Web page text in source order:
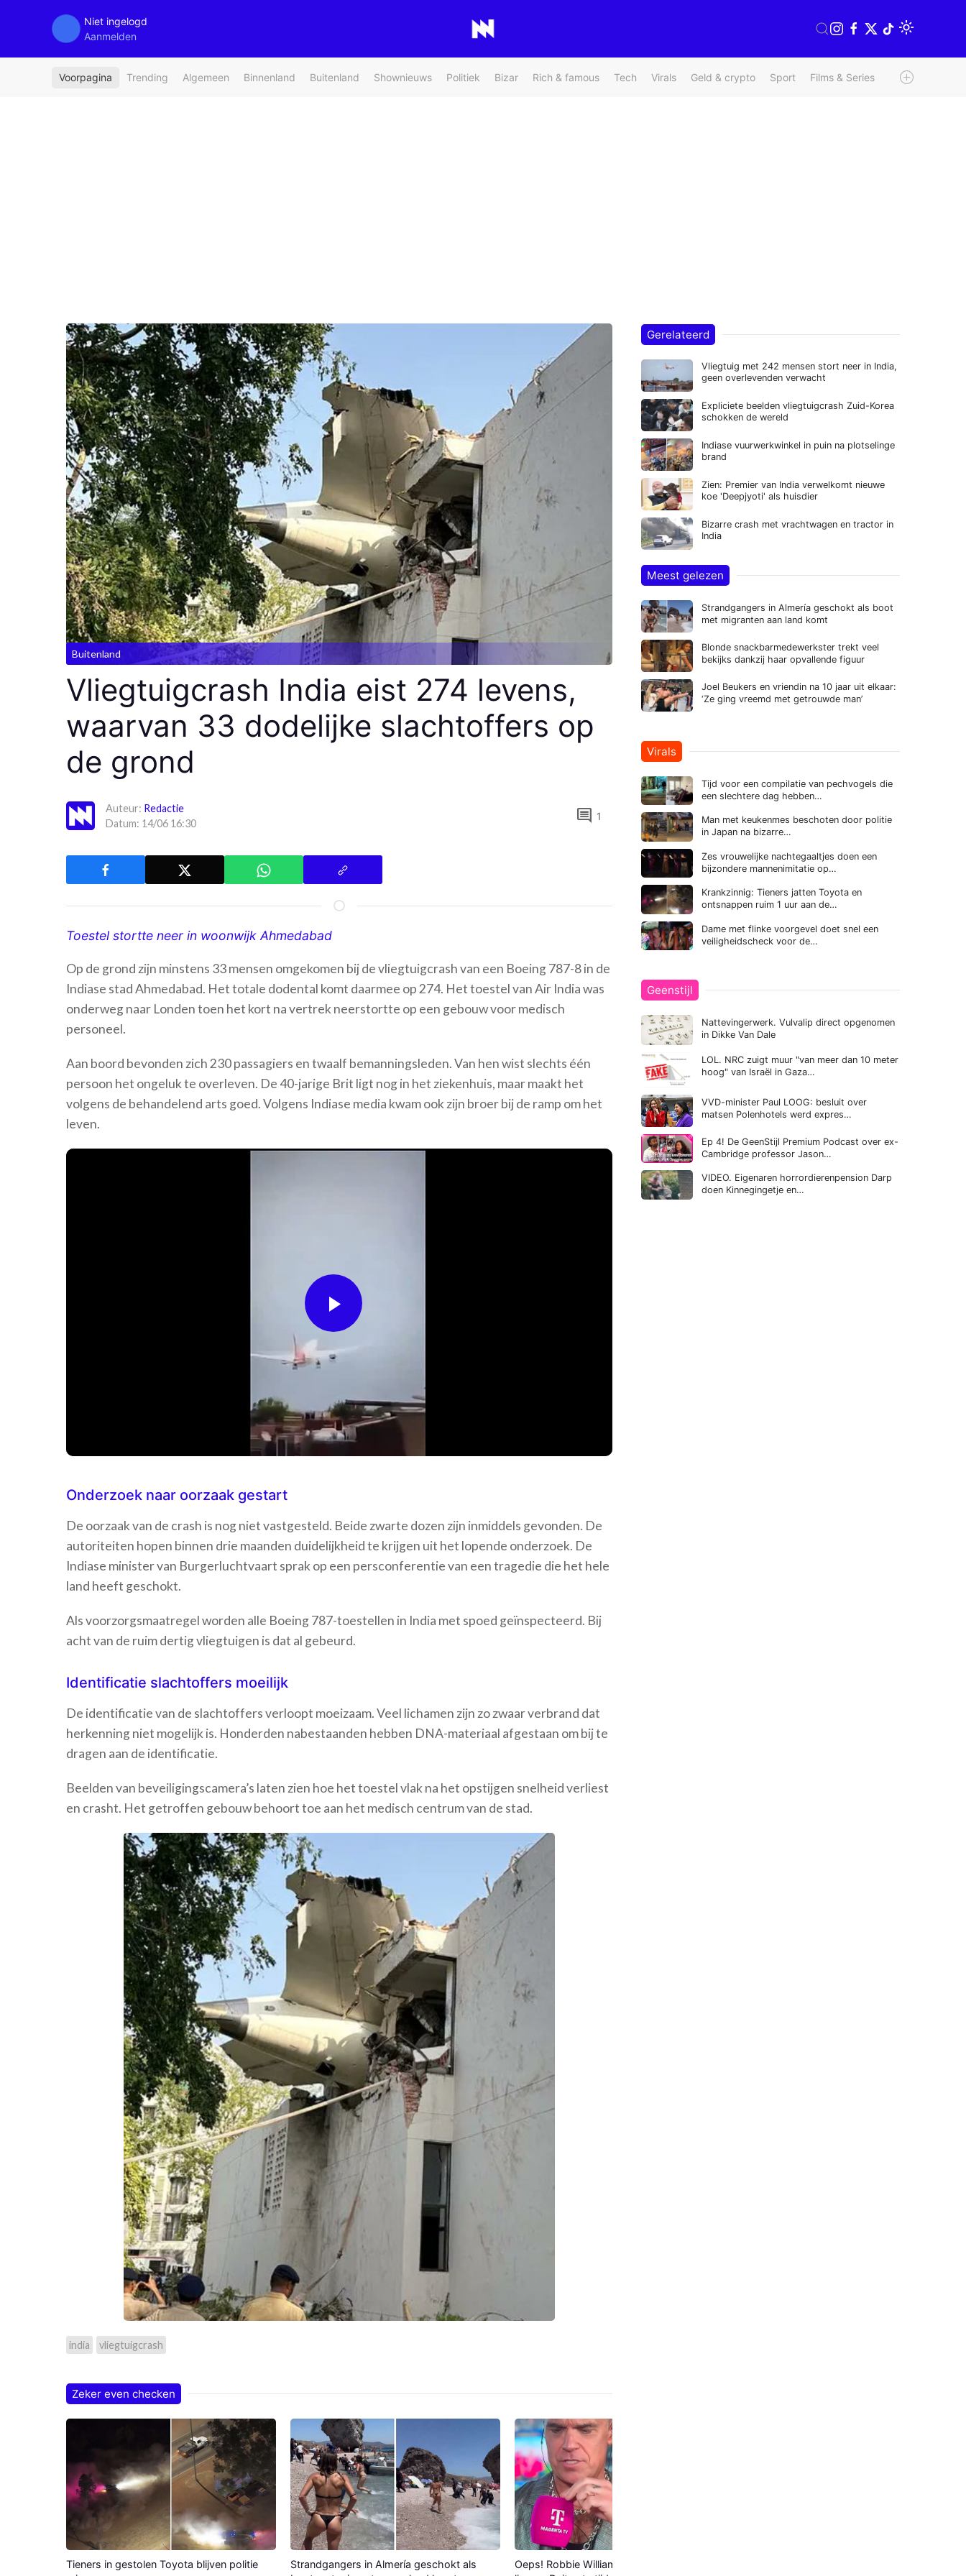
Niet ingelogd
Aanmelden
Voorpagina Trending Algemeen Binnenland Buitenland Shownieuws Politiek Bizar Rich & famous Tech Virals Geld & crypto Sport Films & Series Radio & TV
Buitenland
Vliegtuigcrash India eist 274 levens,
waarvan 33 dodelijke slachtoffers op
de grond
Auteur: Redactie
Datum: 14/06 16:30
comment 1
Toestel stortte neer in woonwijk Ahmedabad
Op de grond zijn minstens 33 mensen omgekomen bij de vliegtuigcrash van een Boeing 787-8 in de
Indiase stad Ahmedabad. Het totale dodental komt daarmee op 274. Het toestel van Air India was
onderweg naar Londen toen het kort na vertrek neerstortte op een gebouw voor medisch
personeel.
Aan boord bevonden zich 230 passagiers en twaalf bemanningsleden. Van hen wist slechts één
persoon het ongeluk te overleven. De 40-jarige Brit ligt nog in het ziekenhuis, maar maakt het
volgens de behandelend arts goed. Volgens Indiase media kwam ook zijn broer bij de ramp om het
leven.
Play
Video
Onderzoek naar oorzaak gestart
De oorzaak van de crash is nog niet vastgesteld. Beide zwarte dozen zijn inmiddels gevonden. De
autoriteiten hopen binnen drie maanden duidelijkheid te krijgen uit het lopende onderzoek. De
Indiase minister van Burgerluchtvaart sprak op een persconferentie van een tragedie die het hele
land heeft geschokt.
Als voorzorgsmaatregel worden alle Boeing 787-toestellen in India met spoed geïnspecteerd. Bij
acht van de ruim dertig vliegtuigen is dat al gebeurd.
Identificatie slachtoffers moeilijk
De identificatie van de slachtoffers verloopt moeizaam. Veel lichamen zijn zo zwaar verbrand dat
herkenning niet mogelijk is. Honderden nabestaanden hebben DNA-materiaal afgestaan om bij te
dragen aan de identificatie.
Beelden van beveiligingscamera’s laten zien hoe het toestel vlak na het opstijgen snelheid verliest
en crasht. Het getroffen gebouw behoort toe aan het medisch centrum van de stad.
india vliegtuigcrash
Zeker even checken
Tieners in gestolen Toyota blijven politie
Strandgangers in Almería geschokt als
Oeps! Robbie Williams verliest 'wit brokje'
Gerelateerd
Vliegtuig met 242 mensen stort neer in India,
geen overlevenden verwacht
Expliciete beelden vliegtuigcrash Zuid-Korea
schokken de wereld
Indiase vuurwerkwinkel in puin na plotselinge
brand
Zien: Premier van India verwelkomt nieuwe
koe 'Deepjyoti' als huisdier
Bizarre crash met vrachtwagen en tractor in
India
Meest gelezen
Strandgangers in Almería geschokt als boot
met migranten aan land komt
Blonde snackbarmedewerkster trekt veel
bekijks dankzij haar opvallende figuur
Joel Beukers en vriendin na 10 jaar uit elkaar:
‘Ze ging vreemd met getrouwde man’
Virals
Tijd voor een compilatie van pechvogels die
een slechtere dag hebben…
Man met keukenmes beschoten door politie
in Japan na bizarre…
Zes vrouwelijke nachtegaaltjes doen een
bijzondere mannenimitatie op…
Krankzinnig: Tieners jatten Toyota en
ontsnappen ruim 1 uur aan de…
Dame met flinke voorgevel doet snel een
veiligheidscheck voor de…
Geenstijl
Nattevingerwerk. Vulvalip direct opgenomen
in Dikke Van Dale
LOL. NRC zuigt muur "van meer dan 10 meter
hoog" van Israël in Gaza…
VVD-minister Paul LOOG: besluit over
matsen Polenhotels werd expres…
Ep 4! De GeenStijl Premium Podcast over ex-
Cambridge professor Jason…
VIDEO. Eigenaren horrordierenpension Darp
doen Kinnegingetje en…